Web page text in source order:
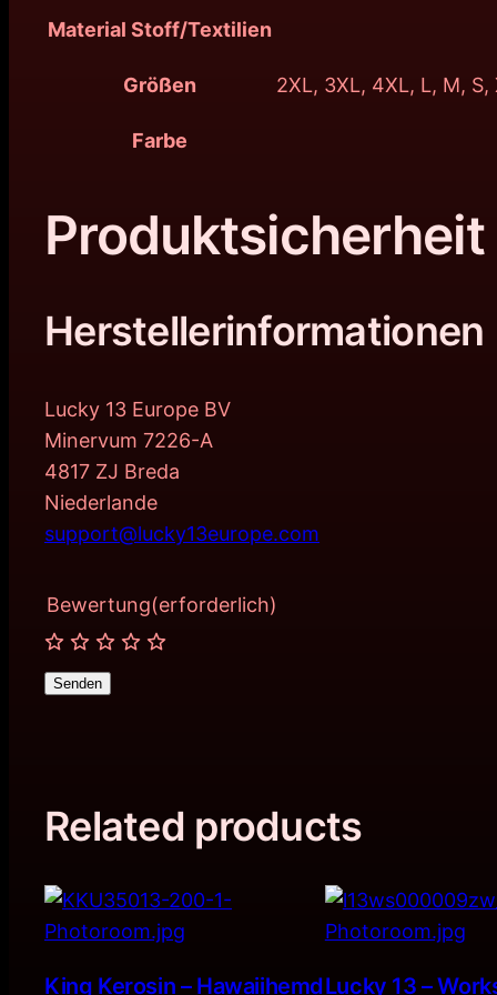
Material Stoff/Textilien
Größen 2XL, 3XL, 4XL, L, M, S,
Farbe
Produktsicherheit
Herstellerinformationen
Lucky 13 Europe BV
Minervum 7226-A
4817 ZJ Breda
Niederlande
support@lucky13europe.com
Bewertung(erforderlich)
Senden
Related products
King Kerosin – HawaiihemdLucky 13 –